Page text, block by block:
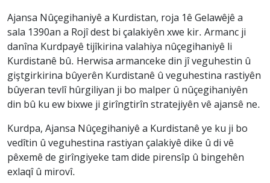
Ajansa Nûçegihaniyê a Kurdistan, roja 1ê Gelawêjê a
sala 1390an a Rojî dest bi çalakiyên xwe kir. Armanc ji
danîna Kurdpayê tijîkirina valahiya nûçegihaniyê li
Kurdistanê bû. Herwisa armanceke din jî veguhestin û
giştgirkirina bûyerên Kurdistanê û veguhestina rastiyên
bûyeran tevlî hûrgiliyan ji bo malper û nûçegihaniyên
din bû ku ew bixwe ji girîngtirîn stratejiyên vê ajansê ne.
Kurdpa, Ajansa Nûçegihaniyê a Kurdistanê ye ku ji bo
vedîtin û veguhestina rastiyan çalakiyê dike û di vê
pêxemê de girîngiyeke tam dide pirensîp û bingehên
exlaqî û mirovî.